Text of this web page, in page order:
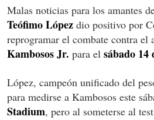
Malas noticias para los amantes
Teófimo López dio positivo por
reprogramar el combate contra el
KambososJr. para el sábado 14
López, campeón unificado del
para medirse a Kambosos este
Stadium, pero al someterse al